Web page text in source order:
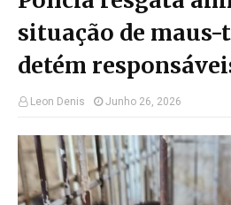
situação de maus-
detém
Leon Denis Junho 26, 2026